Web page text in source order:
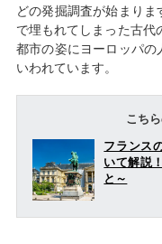
どの発掘調査が始まり
で埋もれてしまった古代
都市の姿にヨーロッパの
いわれています。
こち
フランス
いて解説
と～